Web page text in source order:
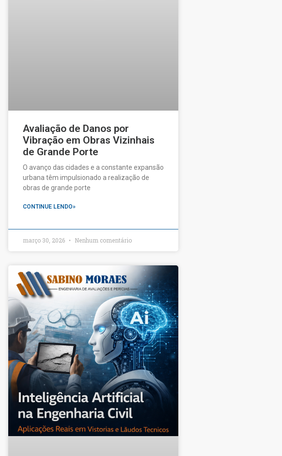
Avaliação de Danos por
Vibração em Obras Vizinhais
de Grande Porte
O avanço das cidades e a constante expansão
urbana têm impulsionado a realização de
obras de grande porte
CONTINUE LENDO»
março 30, 2026 Nenhum comentário